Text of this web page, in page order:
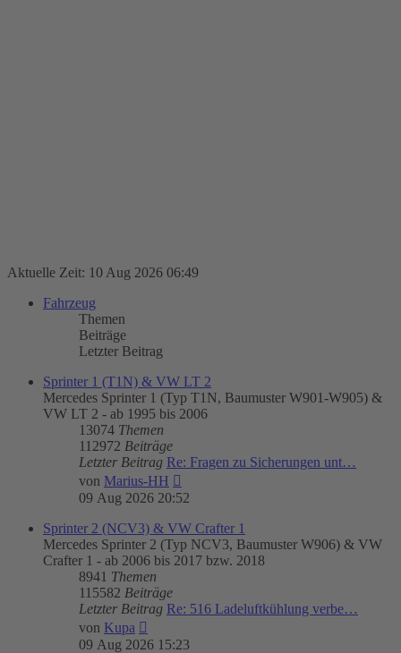
Aktuelle Zeit: 10 Aug 2026 06:49
Fahrzeug
Themen
Beiträge
Letzter Beitrag
Sprinter 1 (T1N) & VW LT 2
Mercedes Sprinter 1 (Typ T1N, Baumuster W901-W905) &
VW LT 2 - ab 1995 bis 2006
13074 Themen
112972 Beiträge
Letzter Beitrag Re: Fragen zu Sicherungen unt…
von Marius-HH
Beitrag
09 Aug 2026 20:52
Sprinter 2 (NCV3) & VW Crafter 1
Mercedes Sprinter 2 (Typ NCV3, Baumuster W906) & VW
Crafter 1 - ab 2006 bis 2017 bzw. 2018
8941 Themen
115582 Beiträge
Letzter Beitrag Re: 516 Ladeluftkühlung verbe…
von Kupa
Beitrag
09 Aug 2026 15:23